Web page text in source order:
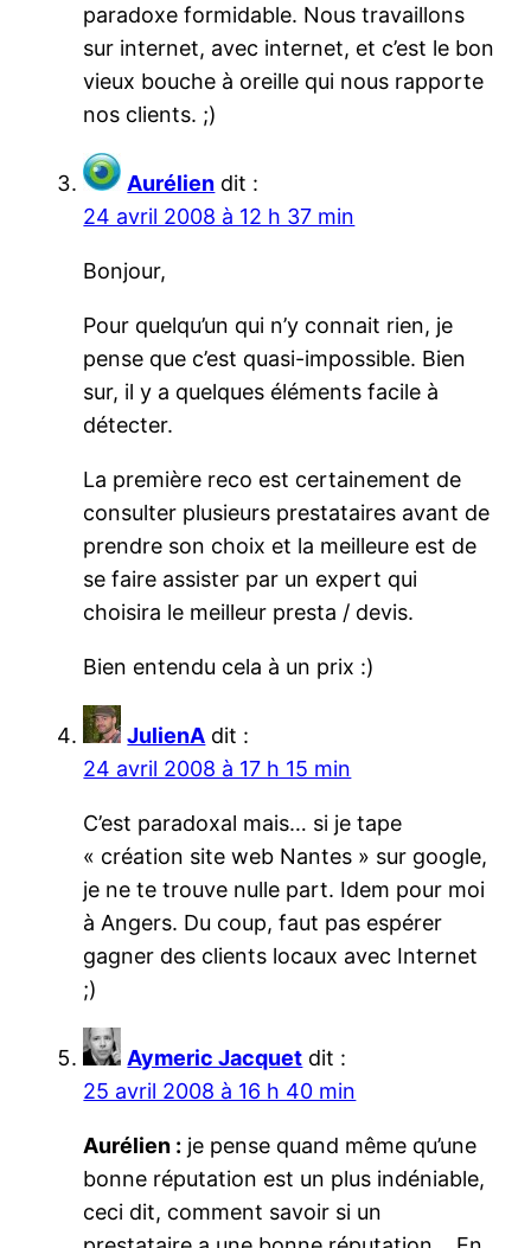
paradoxe formidable. Nous travaillons
sur internet, avec internet, et c’est le bon
vieux bouche à oreille qui nous rapporte
nos clients. ;)
Aurélien dit :
24 avril 2008 à 12 h 37 min
Bonjour,
Pour quelqu’un qui n’y connait rien, je
pense que c’est quasi-impossible. Bien
sur, il y a quelques éléments facile à
détecter.
La première reco est certainement de
consulter plusieurs prestataires avant de
prendre son choix et la meilleure est de
se faire assister par un expert qui
choisira le meilleur presta / devis.
Bien entendu cela à un prix :)
JulienA dit :
24 avril 2008 à 17 h 15 min
C’est paradoxal mais… si je tape
« création site web Nantes » sur google,
je ne te trouve nulle part. Idem pour moi
à Angers. Du coup, faut pas espérer
gagner des clients locaux avec Internet
;)
Aymeric Jacquet dit :
25 avril 2008 à 16 h 40 min
Aurélien : je pense quand même qu’une
bonne réputation est un plus indéniable,
ceci dit, comment savoir si un